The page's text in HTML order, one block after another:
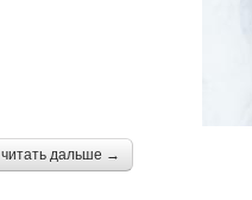
читать дальше →